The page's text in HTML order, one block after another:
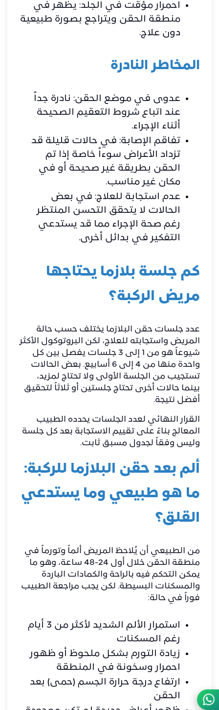
احمرار مؤقت في الجلد: يظهر في
منطقة الحقن ويتراجع بصورة طبيعية
دون علاج.
المخاطر النادرة
عدوى في موضع الحقن: نادرة جداً
عند اتباع شروط التعقيم الصحيحة
أثناء الإجراء.
تفاقم الإصابة: في حالات قليلة قد
تزداد الأعراض سوءاً خاصة إذا تم
الحقن بطريقة غير صحيحة أو في
مكان غير مناسب.
عدم استجابة للعلاج: في بعض
الحالات لا يتحقق التحسن المنتظر
رغم صحة الإجراء مما قد يستدعي
التفكير في بدائل أخرى.
كم جلسة بلازما يحتاجها
مريض الركبة؟
عدد جلسات حقن البلازما يختلف حسب حالة
المريض واستجابته للعلاج، لكن البروتوكول الأكثر
شيوعاً هو من 1 إلى 3 جلسات يفصل بين كل
واحدة منها من 4 إلى 6 أسابيع. بعض الحالات
تستجيب من الجلسة الأولى ولا تحتاج لمزيد،
بينما حالات أخرى تحتاج جلستين أو ثلاثاً لتحقيق
أفضل نتيجة.
القرار النهائي لعدد الجلسات يحدده الطبيب
المعالج بناءً على تقييم الاستجابة بعد كل جلسة
وليس وفقاً لجدول مسبق ثابت.
ألم بعد حقن البلازما للركبة:
ما هو طبيعي وما يستدعي
القلق؟
من الطبيعي أن يُلاحظ المريض ألماً وتورماً في
منطقة الحقن خلال أول 24-48 ساعة، وهو ما
يمكن التحكم فيه بالراحة والكمادات الباردة
والمسكنات البسيطة. لكن يجب مراجعة الطبيب
فوراً في حالة:
استمرار الألم الشديد لأكثر من 3 أيام
رغم المسكنات
زيادة التورم بشكل ملحوظ أو ظهور
احمرار وسخونة في المنطقة
ارتفاع درجة حرارة الجسم (حمى) بعد
الحقن